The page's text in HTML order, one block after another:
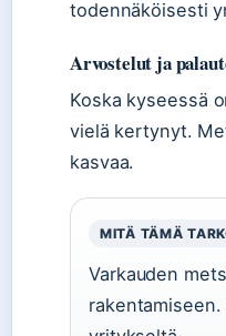
todennäköisesti
Arvostelut ja
Koska kyseessä
vielä kertynyt.
kasvaa.
MITÄ TÄMÄ
Varkauden